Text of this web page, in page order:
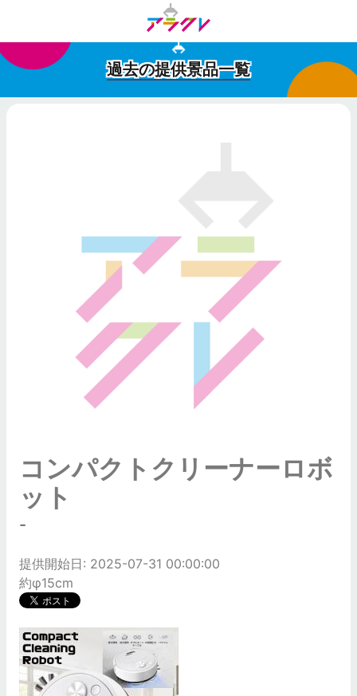
過去の提供景品一覧
コンパクトクリーナーロボ
ット
-
提供開始日: 2025-07-31 00:00:00
約φ15cm